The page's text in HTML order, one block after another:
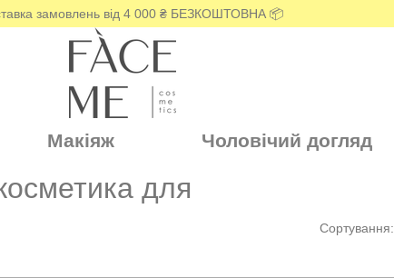
замовлень від 4 000 ₴ БЕЗКОШТОВНА 📦
Макіяж Чоловічий догляд
для
Сортування: